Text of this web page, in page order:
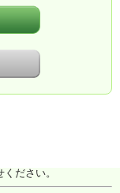
ださい。